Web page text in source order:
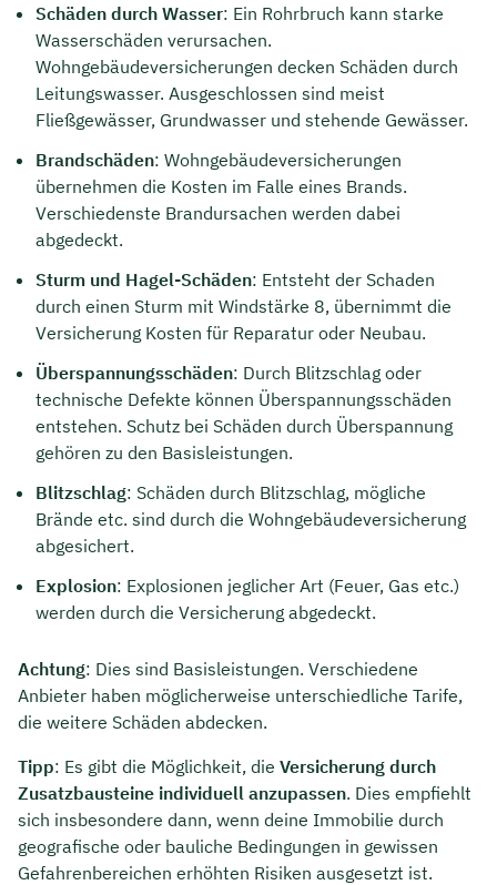
Schäden durch Wasser: Ein Rohrbruch kann starke
Wasserschäden verursachen.
Wohngebäudeversicherungen decken Schäden durch
Leitungswasser. Ausgeschlossen sind meist
Fließgewässer, Grundwasser und stehende Gewässer.
Brandschäden: Wohngebäudeversicherungen
übernehmen die Kosten im Falle eines Brands.
Verschiedenste Brandursachen werden dabei
abgedeckt.
Sturm und Hagel-Schäden: Entsteht der Schaden
durch einen Sturm mit Windstärke 8, übernimmt die
Versicherung Kosten für Reparatur oder Neubau.
Überspannungsschäden: Durch Blitzschlag oder
technische Defekte können Überspannungsschäden
entstehen. Schutz bei Schäden durch Überspannung
gehören zu den Basisleistungen.
Blitzschlag: Schäden durch Blitzschlag, mögliche
Brände etc. sind durch die Wohngebäudeversicherung
abgesichert.
Explosion: Explosionen jeglicher Art (Feuer, Gas etc.)
werden durch die Versicherung abgedeckt.
Achtung: Dies sind Basisleistungen. Verschiedene
Anbieter haben möglicherweise unterschiedliche Tarife,
die weitere Schäden abdecken.
Tipp: Es gibt die Möglichkeit, die Versicherung durch
Zusatzbausteine individuell anzupassen. Dies empfiehlt
sich insbesondere dann, wenn deine Immobilie durch
geografische oder bauliche Bedingungen in gewissen
Gefahrenbereichen erhöhten Risiken ausgesetzt ist.